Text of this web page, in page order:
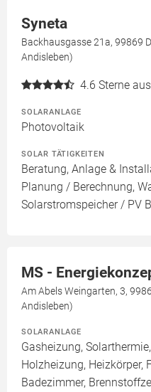
Syneta
Backhausgasse 21a, 99869
Andisleben)
4.6 Sterne
SOLARANLAGE
Photovoltaik
SOLAR TÄTIGKEITEN
Beratung, Anlage &
Planung / Berechnung,
Solarstromspeicher / PV
MS -
Am Abels Weingarten, 3,
Andisleben)
SOLARANLAGE
Gasheizung,
Holzheizung, Heizkörper,
Badezimmer,